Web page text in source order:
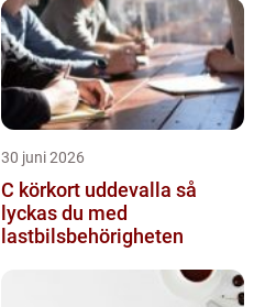
30 juni 2026
C körkort uddevalla så
lyckas du med
lastbilsbehörigheten